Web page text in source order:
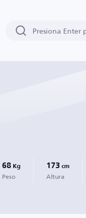
68 Kg
Peso
173 cm
Altura